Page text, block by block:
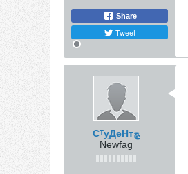
Share
Tweet
СᵀỵДеНтﭿ
Newfag